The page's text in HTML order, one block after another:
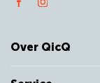
Over QicQ